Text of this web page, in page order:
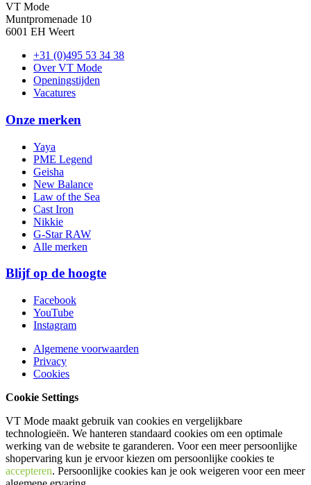
VT Mode
Muntpromenade 10
6001 EH Weert
+31 (0)495 53 34 38
Over VT Mode
Openingstijden
Vacatures
Onze merken
Yaya
PME Legend
Geisha
New Balance
Law of the Sea
Cast Iron
Nikkie
G-Star RAW
Alle merken
Blijf op de hoogte
Facebook
YouTube
Instagram
Algemene voorwaarden
Privacy
Cookies
Cookie Settings
VT Mode maakt gebruik van cookies en vergelijkbare
technologieën. We hanteren standaard cookies om een optimale
werking van de website te garanderen. Voor een meer persoonlijke
shopervaring kun je ervoor kiezen om persoonlijke cookies te
accepteren. Persoonlijke cookies kan je ook weigeren voor een meer